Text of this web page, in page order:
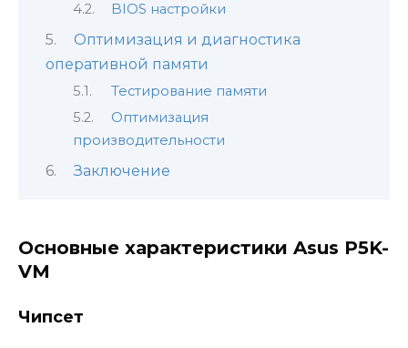
BIOS настройки
Оптимизация и диагностика
оперативной памяти
Тестирование памяти
Оптимизация
производительности
Заключение
Основные характеристики Asus P5K-
VM
Чипсет